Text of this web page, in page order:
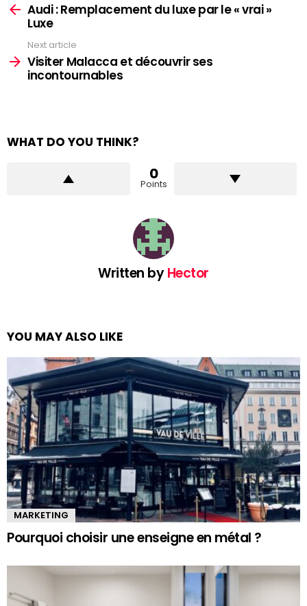
moreAudi : Remplacement du luxe par le « vrai »
Luxe
Next article
Visiter Malacca et découvrir ses
incontournables
WHAT DO YOU THINK?
0
Points
Written byHector
YOU MAY ALSO LIKE
MARKETING
Pourquoi choisir une enseigne en métal ?